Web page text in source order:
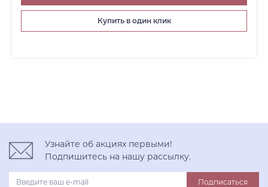
Купить в один клик
Узнайте об акциях первыми!
Подпишитесь на нашу рассылку.
Подписаться